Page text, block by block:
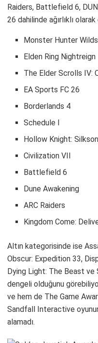
Raiders, Battlefield 6,
26 dahilinde ağırlıklı
Monster Hunter Wilds
Elden Ring Nightreign
The Elder Scrolls IV:
EA Sports FC 26
Borderlands 4
Schedule I
Hollow Knight:
Civilization VII
Battlefield 6
Dune Awakening
ARC Raiders
Kingdom Come:
Altın kategorisinde ise
Obscur: Expedition 33,
Dying Light: The Beast ve
dengeli olduğunu
ve hem de The Game
Sandfall Interactive
alamadı.